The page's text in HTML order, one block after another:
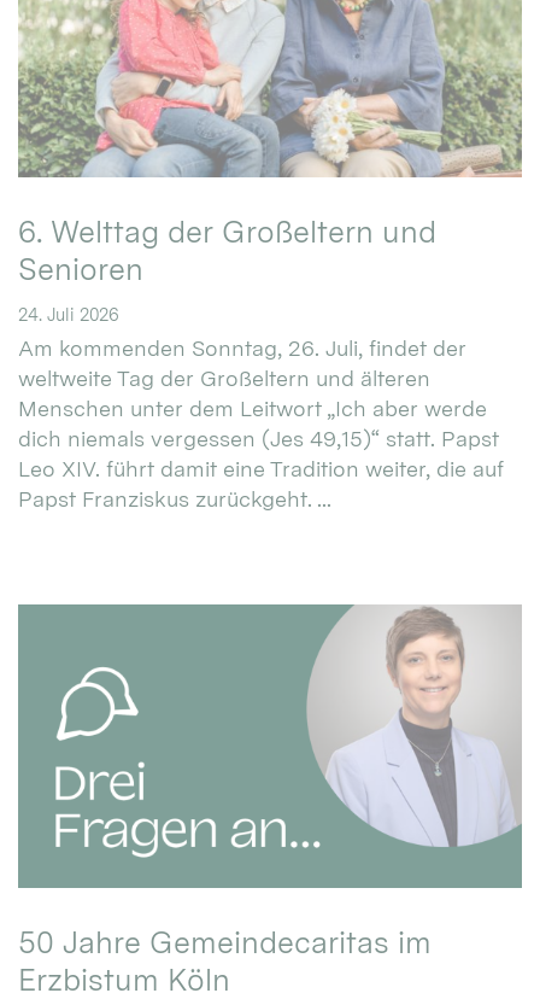
6. Welttag der Großeltern und
Senioren
24. Juli 2026
Am kommenden Sonntag, 26. Juli, findet der
weltweite Tag der Großeltern und älteren
Menschen unter dem Leitwort „Ich aber werde
dich niemals vergessen (Jes 49,15)“ statt. Papst
Leo XIV. führt damit eine Tradition weiter, die auf
Papst Franziskus zurückgeht. ...
50 Jahre Gemeindecaritas im
Erzbistum Köln